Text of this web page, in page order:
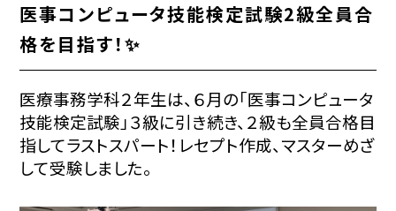
医事コンピュータ技能検定試験2級全員合
格を目指す！✨
医療事務学科２年生は、６月の「医事コンピュータ
技能検定試験」３級に引き続き、２級も全員合格目
指してラストスパート！レセプト作成、マスターめざ
して受験しました。